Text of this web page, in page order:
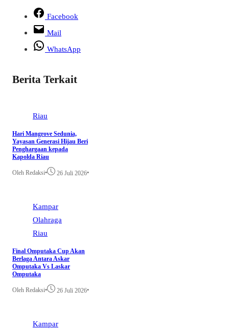
Facebook
Mail
WhatsApp
Berita Terkait
Riau
Hari Mangrove Sedunia,
Yayasan Generasi Hijau Beri
Penghargaan kepada
Kapolda Riau
Oleh Redaksi• 26 Juli 2026•
Kampar
Olahraga
Riau
Final Omputaka Cup Akan
Berlaga Antara Askar
Omputaka Vs Laskar
Omputaka
Oleh Redaksi• 26 Juli 2026•
Kampar